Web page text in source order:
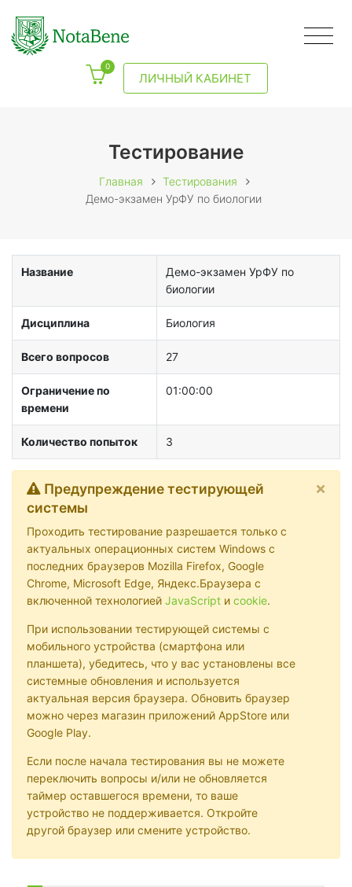
0
ЛИЧНЫЙ КАБИНЕТ
Тестирование
Главная
Тестирования
Демо-экзамен УрФУ по биологии
Название
Демо-экзамен УрФУ по
биологии
Дисциплина Биология
Всего вопросов 27
Ограничение по
времени
01:00:00
Количество попыток 3
×
Предупреждение тестирующей
системы
Проходить тестирование разрешается только с
актуальных операционных систем Windows с
последних браузеров Mozilla Firefox, Google
Chrome, Microsoft Edge, Яндекс.Браузера с
включенной технологией JavaScriptи cookie.
При использовании тестирующей системы с
мобильного устройства (смартфона или
планшета), убедитесь, что у вас установлены все
системные обновления и используется
актуальная версия браузера. Обновить браузер
можно через магазин приложений AppStore или
Google Play.
Если после начала тестирования вы не можете
переключить вопросы и/или не обновляется
таймер оставшегося времени, то ваше
устройство не поддерживается. Откройте
другой браузер или смените устройство.